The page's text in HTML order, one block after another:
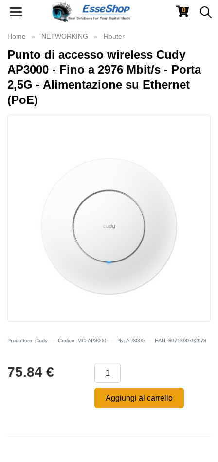
Toggle
0
Home NETWORKING Router
Punto di accesso wireless Cudy
AP3000 - Fino a 2976 Mbit/s - Porta
2,5G - Alimentazione su Ethernet
(PoE)
Produttore: Cudy Codice: MC-AP3000 PN: AP3000 EAN: 6971690792978
75.84 €
Aggiungi al carrello